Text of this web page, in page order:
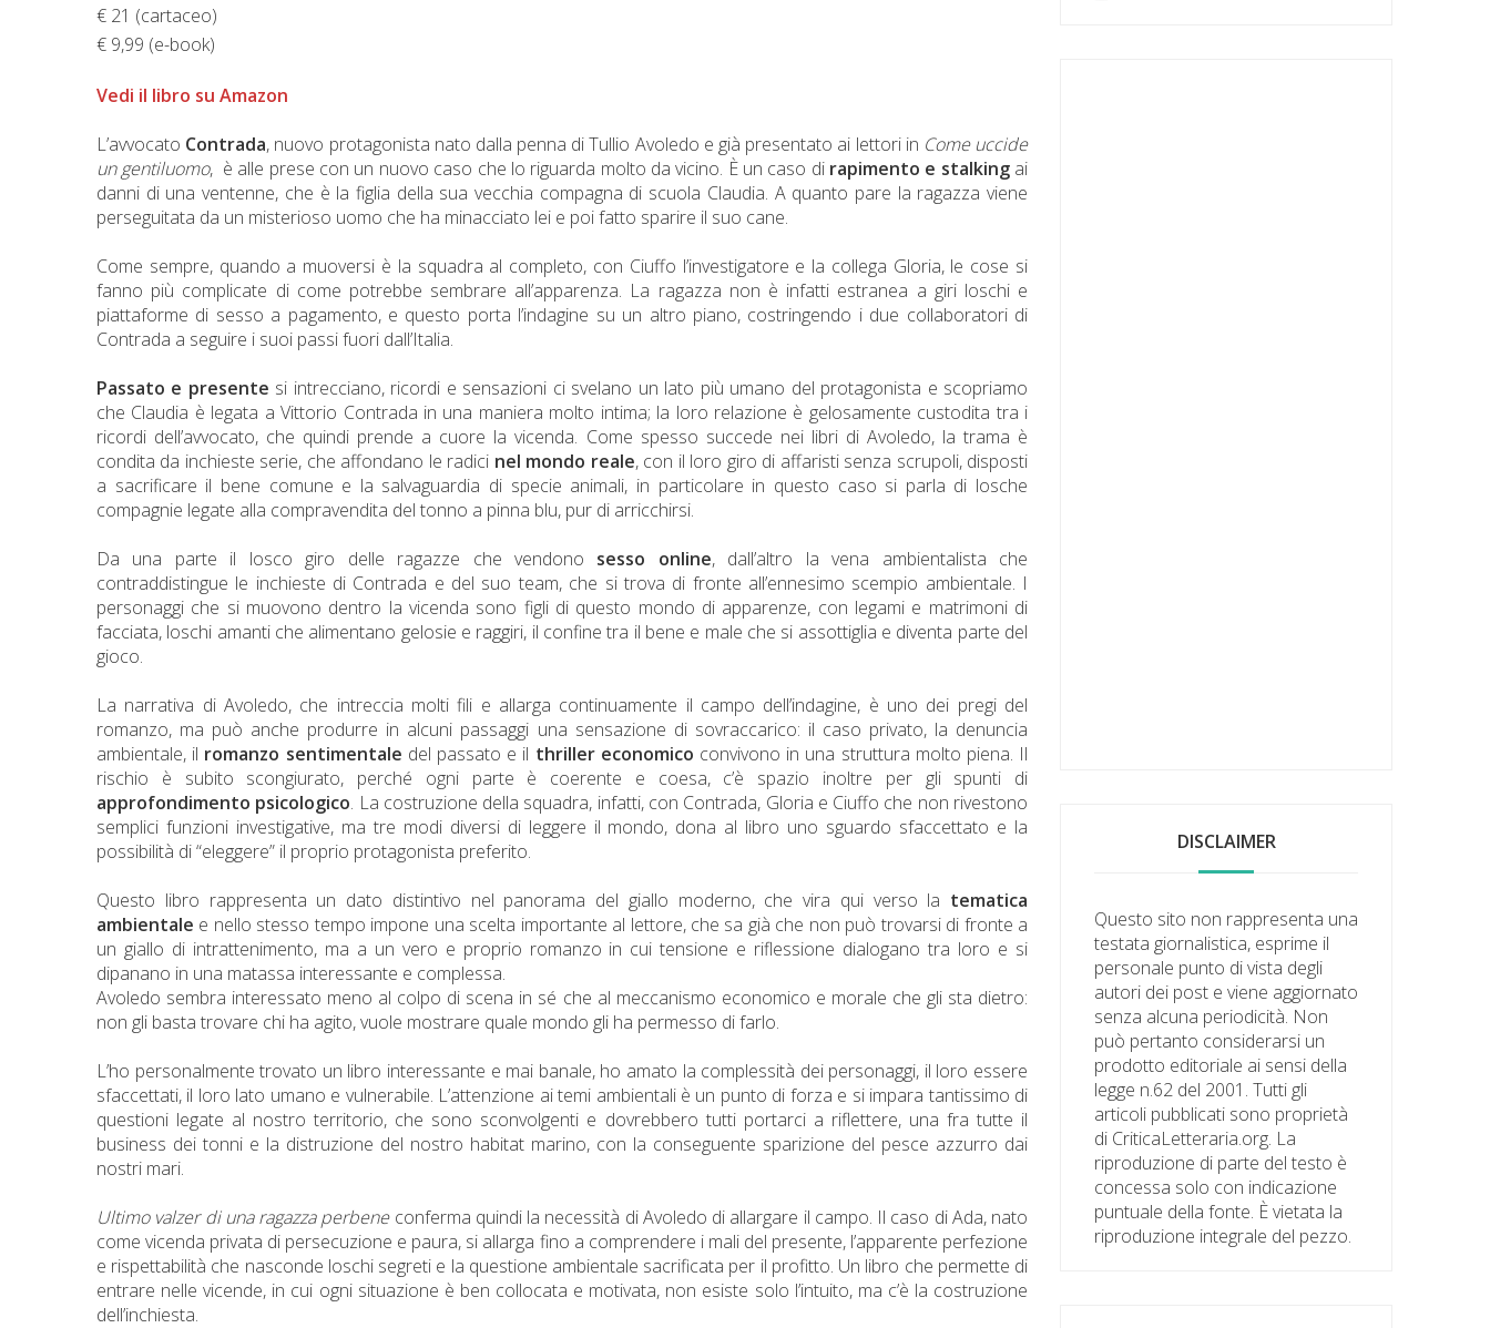
€ 21 (cartaceo)
€ 9,99 (e-book)
Vedi il libro su Amazon
L’avvocato Contrada, nuovo protagonista nato dalla penna di Tullio Avoledo e già presentato ai lettori in Come uccide
un gentiluomo, è alle prese con un nuovo caso che lo riguarda molto da vicino. È un caso di rapimento e stalking ai
danni di una ventenne, che è la figlia della sua vecchia compagna di scuola Claudia. A quanto pare la ragazza viene
perseguitata da un misterioso uomo che ha minacciato lei e poi fatto sparire il suo cane.
Come sempre, quando a muoversi è la squadra al completo, con Ciuffo l’investigatore e la collega Gloria, le cose si
fanno più complicate di come potrebbe sembrare all’apparenza. La ragazza non è infatti estranea a giri loschi e
piattaforme di sesso a pagamento, e questo porta l’indagine su un altro piano, costringendo i due collaboratori di
Contrada a seguire i suoi passi fuori dall’Italia.
Passato e presente si intrecciano, ricordi e sensazioni ci svelano un lato più umano del protagonista e scopriamo
che Claudia è legata a Vittorio Contrada in una maniera molto intima; la loro relazione è gelosamente custodita tra i
ricordi dell’avvocato, che quindi prende a cuore la vicenda. Come spesso succede nei libri di Avoledo, la trama è
condita da inchieste serie, che affondano le radici nel mondo reale, con il loro giro di affaristi senza scrupoli, disposti
a sacrificare il bene comune e la salvaguardia di specie animali, in particolare in questo caso si parla di losche
compagnie legate alla compravendita del tonno a pinna blu, pur di arricchirsi.
Da una parte il losco giro delle ragazze che vendono sesso online, dall’altro la vena ambientalista che
contraddistingue le inchieste di Contrada e del suo team, che si trova di fronte all’ennesimo scempio ambientale. I
personaggi che si muovono dentro la vicenda sono figli di questo mondo di apparenze, con legami e matrimoni di
facciata, loschi amanti che alimentano gelosie e raggiri, il confine tra il bene e male che si assottiglia e diventa parte del
gioco.
La narrativa di Avoledo, che intreccia molti fili e allarga continuamente il campo dell’indagine, è uno dei pregi del
romanzo, ma può anche produrre in alcuni passaggi una sensazione di sovraccarico: il caso privato, la denuncia
ambientale, il romanzo sentimentale del passato e il thriller economico convivono in una struttura molto piena. Il
rischio è subito scongiurato, perché ogni parte è coerente e coesa, c’è spazio inoltre per gli spunti di
approfondimento psicologico. La costruzione della squadra, infatti, con Contrada, Gloria e Ciuffo che non rivestono
semplici funzioni investigative, ma tre modi diversi di leggere il mondo, dona al libro uno sguardo sfaccettato e la
possibilità di “eleggere” il proprio protagonista preferito.
Questo libro rappresenta un dato distintivo nel panorama del giallo moderno, che vira qui verso la tematica
ambientale e nello stesso tempo impone una scelta importante al lettore, che sa già che non può trovarsi di fronte a
un giallo di intrattenimento, ma a un vero e proprio romanzo in cui tensione e riflessione dialogano tra loro e si
dipanano in una matassa interessante e complessa.
Avoledo sembra interessato meno al colpo di scena in sé che al meccanismo economico e morale che gli sta dietro:
non gli basta trovare chi ha agito, vuole mostrare quale mondo gli ha permesso di farlo.
L’ho personalmente trovato un libro interessante e mai banale, ho amato la complessità dei personaggi, il loro essere
sfaccettati, il loro lato umano e vulnerabile. L’attenzione ai temi ambientali è un punto di forza e si impara tantissimo di
questioni legate al nostro territorio, che sono sconvolgenti e dovrebbero tutti portarci a riflettere, una fra tutte il
business dei tonni e la distruzione del nostro habitat marino, con la conseguente sparizione del pesce azzurro dai
nostri mari.
Ultimo valzer di una ragazza perbeneconferma quindi la necessità di Avoledo di allargare il campo. Il caso di Ada, nato
come vicenda privata di persecuzione e paura, si allarga fino a comprendere i mali del presente, l’apparente perfezione
e rispettabilità che nasconde loschi segreti e la questione ambientale sacrificata per il profitto. Un libro che permette di
entrare nelle vicende, in cui ogni situazione è ben collocata e motivata, non esiste solo l’intuito, ma c’è la costruzione
dell’inchiesta.
DISCLAIMER
Questo sito non rappresenta una
testata giornalistica, esprime il
personale punto di vista degli
autori dei post e viene aggiornato
senza alcuna periodicità. Non
può pertanto considerarsi un
prodotto editoriale ai sensi della
legge n.62 del 2001. Tutti gli
articoli pubblicati sono proprietà
di CriticaLetteraria.org. La
riproduzione di parte del testo è
concessa solo con indicazione
puntuale della fonte. È vietata la
riproduzione integrale del pezzo.